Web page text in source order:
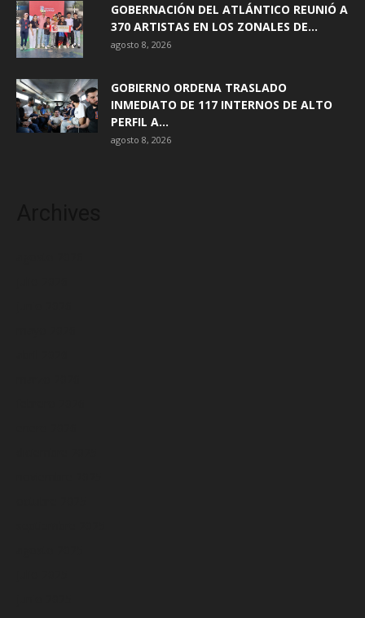
GOBERNACIÓN DEL ATLÁNTICO REUNIÓ A
370 ARTISTAS EN LOS ZONALES DE...
agosto 8, 2026
GOBIERNO ORDENA TRASLADO
INMEDIATO DE 117 INTERNOS DE ALTO
PERFIL A...
agosto 8, 2026